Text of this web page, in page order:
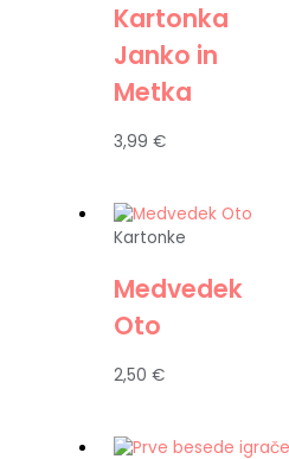
Kartonka
Janko in
Metka
3,99€
Kartonke
Medvedek
Oto
2,50€